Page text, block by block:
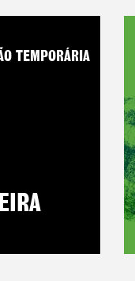
TEMPORÁRIA